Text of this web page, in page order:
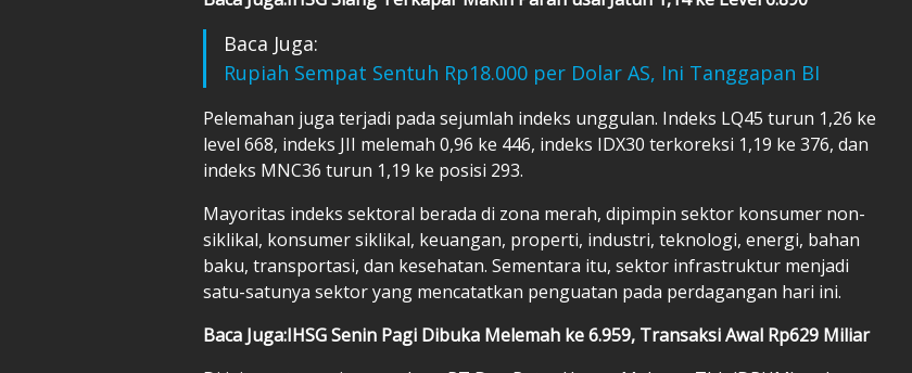
Baca Juga:
Rupiah Sempat Sentuh Rp18.000 per Dolar AS, Ini Tanggapan BI
Pelemahan juga terjadi pada sejumlah indeks unggulan. Indeks LQ45 turun 1,26 ke
level 668, indeks JII melemah 0,96 ke 446, indeks IDX30 terkoreksi 1,19 ke 376, dan
indeks MNC36 turun 1,19 ke posisi 293.
Mayoritas indeks sektoral berada di zona merah, dipimpin sektor konsumer non-
siklikal, konsumer siklikal, keuangan, properti, industri, teknologi, energi, bahan
baku, transportasi, dan kesehatan. Sementara itu, sektor infrastruktur menjadi
satu-satunya sektor yang mencatatkan penguatan pada perdagangan hari ini.
Baca Juga:IHSG Senin Pagi Dibuka Melemah ke 6.959, Transaksi Awal Rp629 Miliar